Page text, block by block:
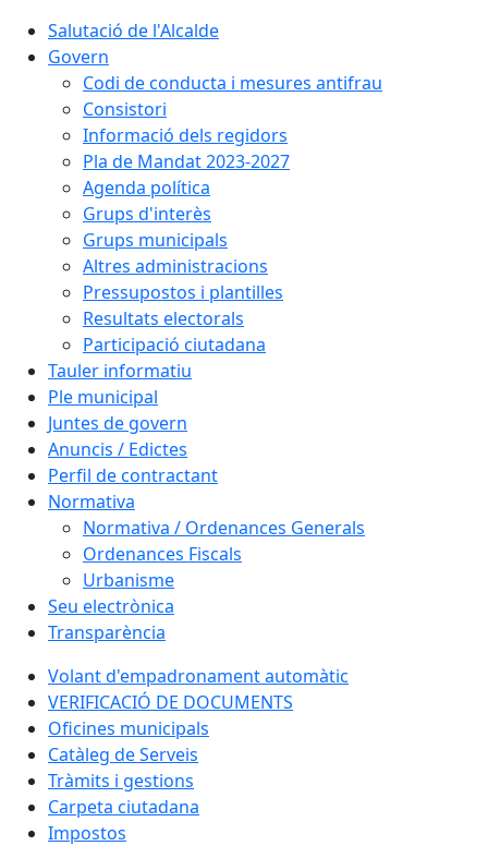
Salutació de l'Alcalde
Govern
Codi de conducta i mesures antifrau
Consistori
Informació dels regidors
Pla de Mandat 2023-2027
Agenda política
Grups d'interès
Grups municipals
Altres administracions
Pressupostos i plantilles
Resultats electorals
Participació ciutadana
Tauler informatiu
Ple municipal
Juntes de govern
Anuncis / Edictes
Perfil de contractant
Normativa
Normativa / Ordenances Generals
Ordenances Fiscals
Urbanisme
Seu electrònica
Transparència
Volant d'empadronament automàtic
VERIFICACIÓ DE DOCUMENTS
Oficines municipals
Catàleg de Serveis
Tràmits i gestions
Carpeta ciutadana
Impostos